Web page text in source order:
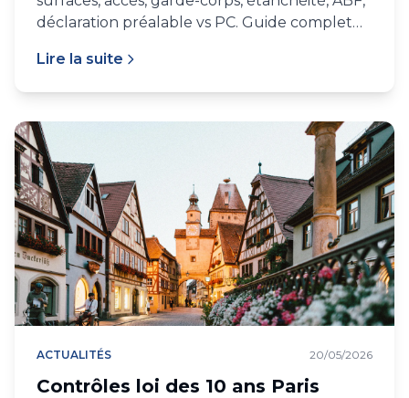
déclaration préalable vs PC. Guide complet
Lire la suite
ACTUALITÉS 20/05/2026
Contrôles loi des 10 ans Paris